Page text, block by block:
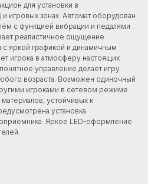
для установки в
и игровых зонах. Автомат оборудован
с функцией вибрации и педалями
реалистичное ощущение
яркой графикой и динамичным
игрока в атмосферу настоящих
управление делает игру
возраста. Возможен одиночный
игроками в сетевом режиме.
устойчивых к
установка
Яркое LED-оформление